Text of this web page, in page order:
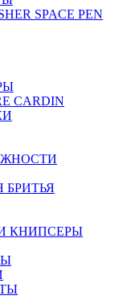
SPACE PEN
CARDIN
БРИТЬЯ
КНИПСЕРЫ